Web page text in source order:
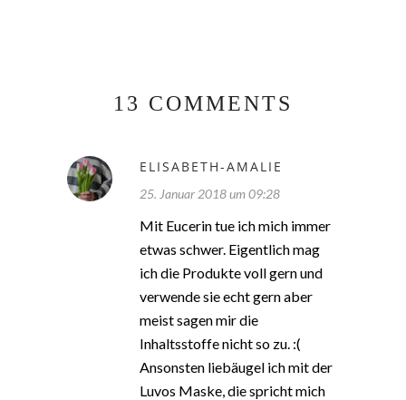
13 COMMENTS
ELISABETH-AMALIE
25. Januar 2018 um 09:28
Mit Eucerin tue ich mich immer
etwas schwer. Eigentlich mag
ich die Produkte voll gern und
verwende sie echt gern aber
meist sagen mir die
Inhaltsstoffe nicht so zu. :(
Ansonsten liebäugel ich mit der
Luvos Maske, die spricht mich